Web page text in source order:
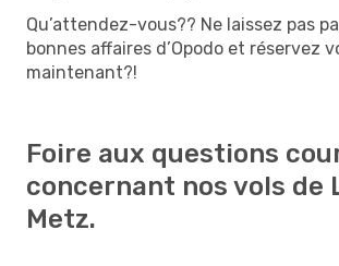
Qu’attendez-vous?? Ne laissez pas
bonnes affaires d’Opodo et réservez
maintenant?!
Foire aux questions
concernant nos vols de
Metz.